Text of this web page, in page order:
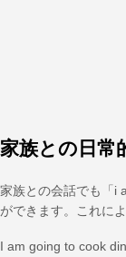
家族との日常
家族との会話でも「i
ができます。これに
I am going to cook